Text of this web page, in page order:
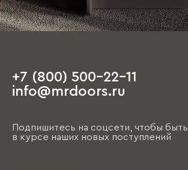
+7 (800) 500-22-11
info@mrdoors.ru
Подпишитесь на соцсети, чтобы быть
в курсе наших новых поступлений